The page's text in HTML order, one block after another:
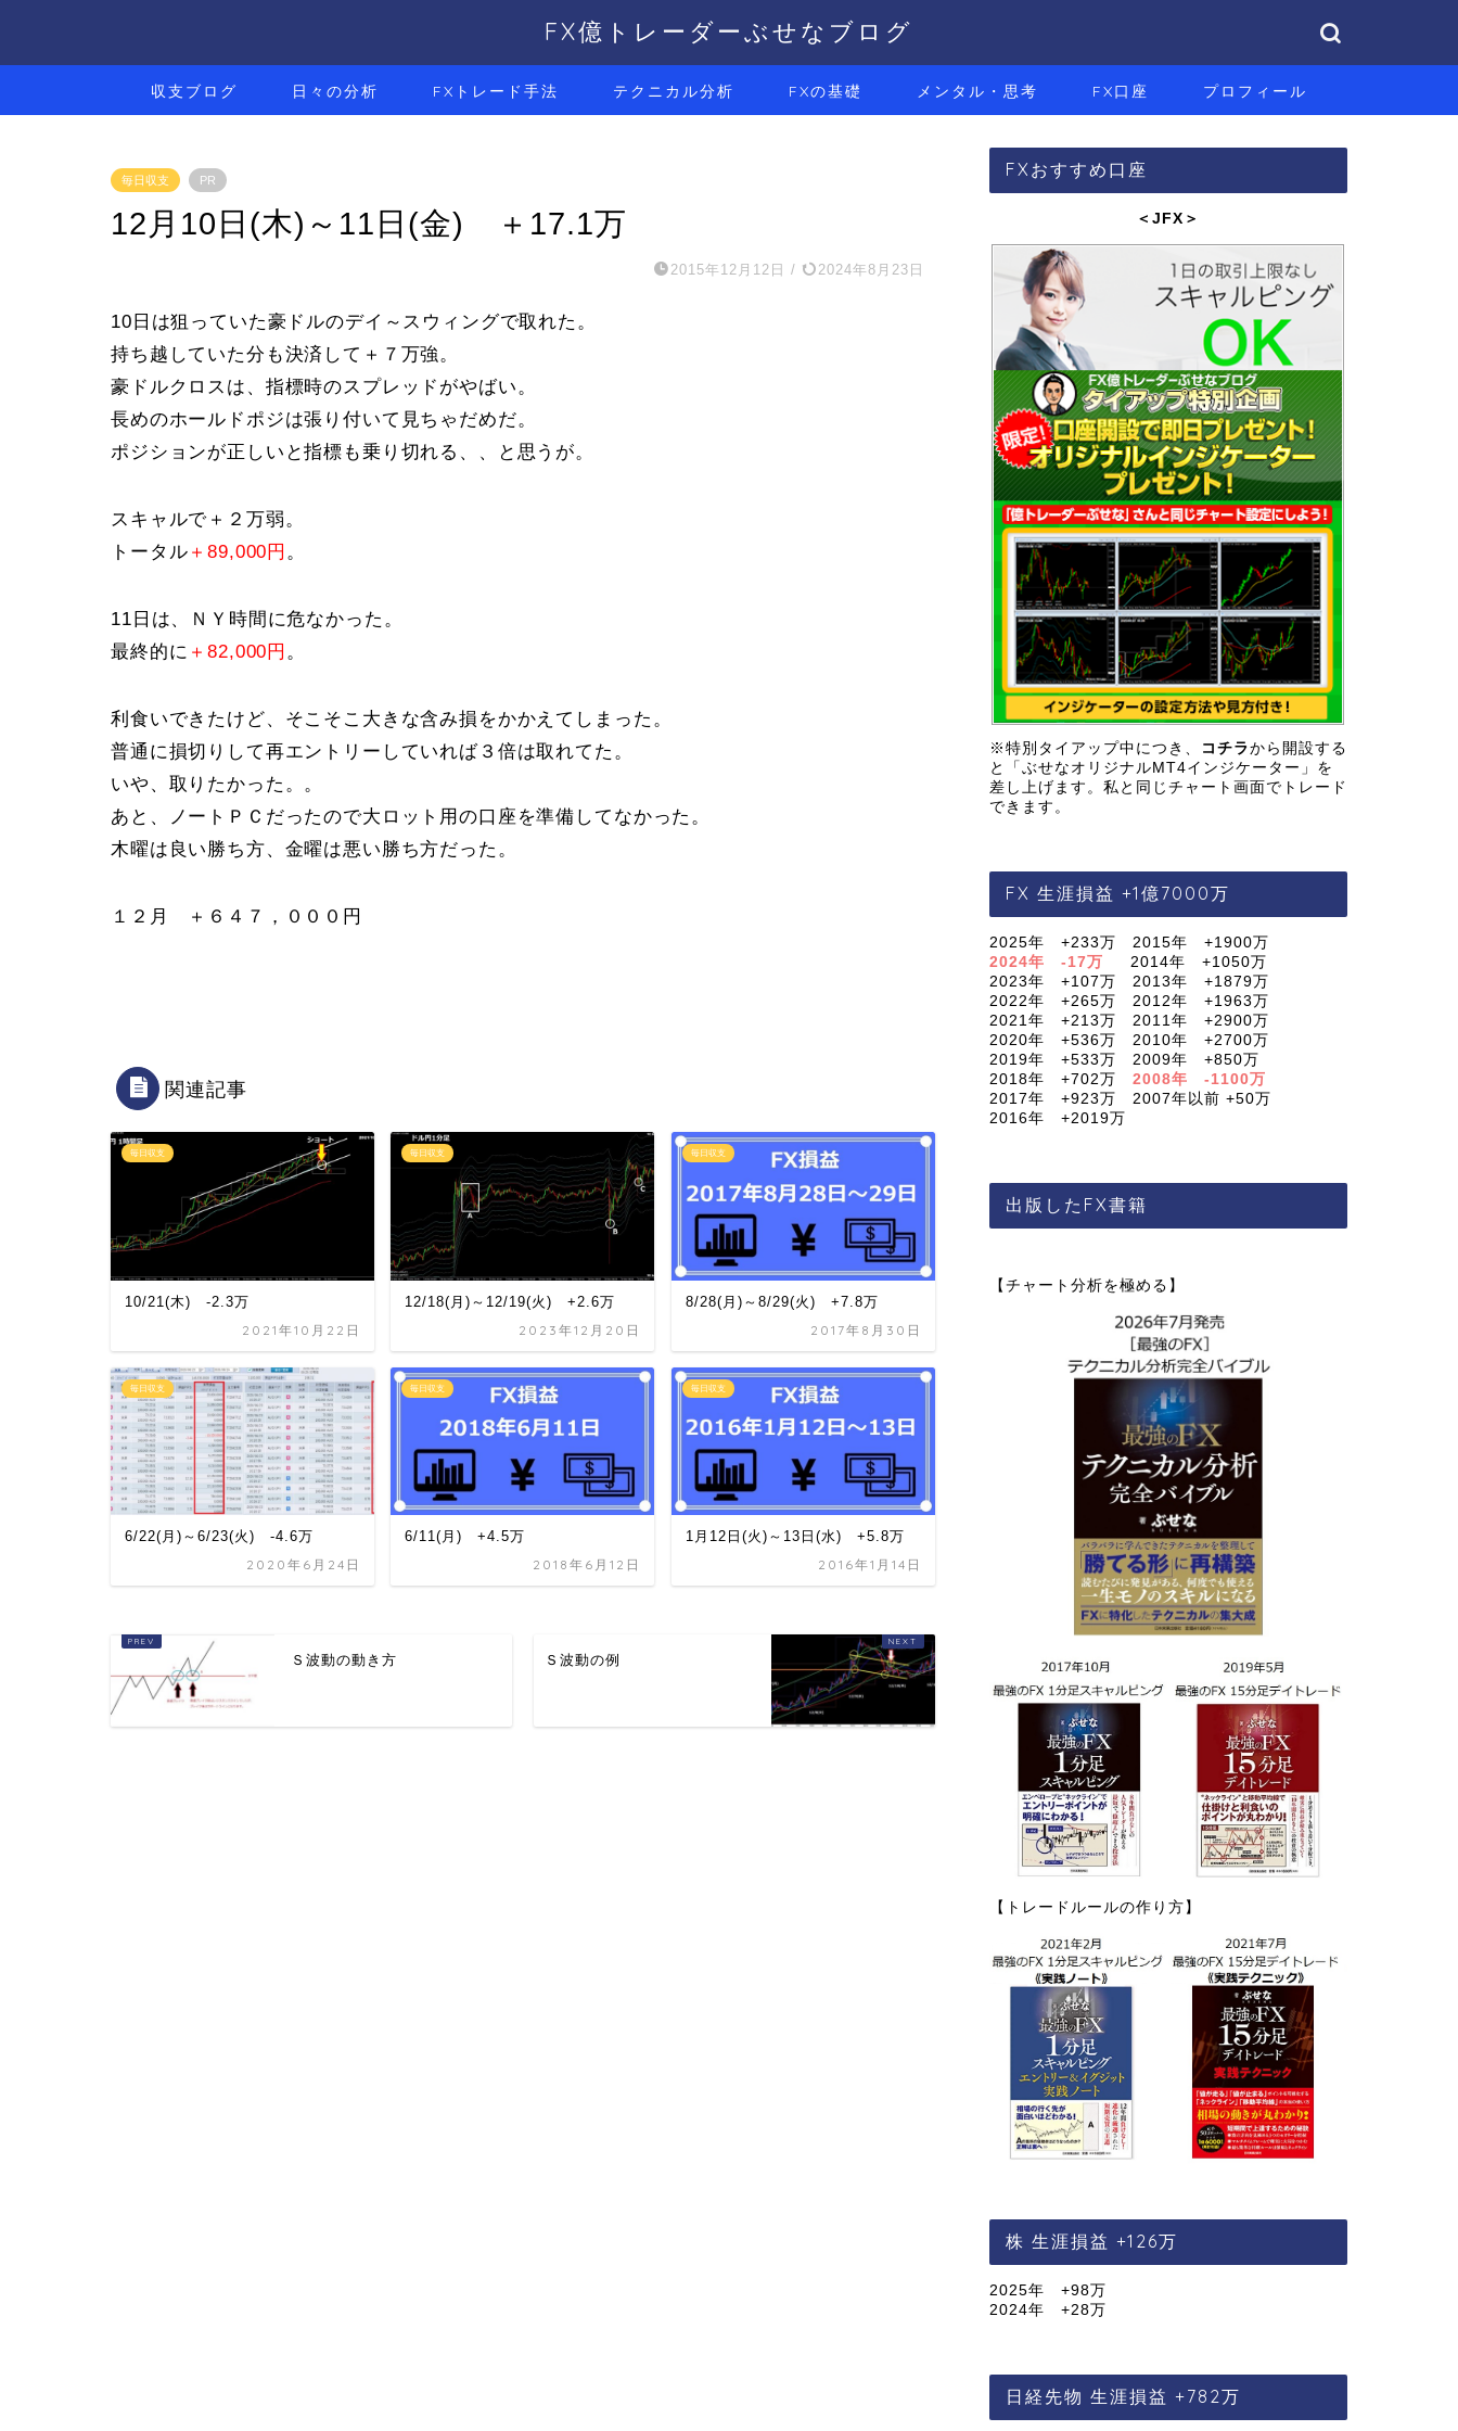
FX億トレーダーぶせなブログ
収支ブログ 日々の分析 FXトレード手法 テクニカル分析 FXの基礎 メンタル・思考 FX口座 プロフィール
毎日収支 PR
12月10日(木)～11日(金) ＋17.1万
2015年12月12日 / 2024年8月23日
10日は狙っていた豪ドルのデイ～スウィングで取れた。
持ち越していた分も決済して＋７万強。
豪ドルクロスは、指標時のスプレッドがやばい。
長めのホールドポジは張り付いて見ちゃだめだ。
ポジションが正しいと指標も乗り切れる、、と思うが。
スキャルで＋２万弱。
トータル ＋89,000円 。
11日は、ＮＹ時間に危なかった。
最終的に ＋82,000円 。
利食いできたけど、そこそこ大きな含み損をかかえてしまった。
普通に損切りして再エントリーしていれば３倍は取れてた。
いや、取りたかった。。
あと、ノートＰＣだったので大ロット用の口座を準備してなかった。
木曜は良い勝ち方、金曜は悪い勝ち方だった。
１２月 ＋６４７，０００円
関連記事
毎日収支
10/21(木) -2.3万
2021年10月22日
毎日収支
12/18(月)～12/19(火) +2.6万
2023年12月20日
毎日収支
8/28(月)～8/29(火) +7.8万
2017年8月30日
毎日収支
6/22(月)～6/23(火) -4.6万
2020年6月24日
毎日収支
6/11(月) +4.5万
2018年6月12日
毎日収支
1月12日(火)～13日(水) +5.8万
2016年1月14日
Ｓ波動の動き方 Ｓ波動の例
FXおすすめ口座
＜JFX ＞
※特別タイアップ中につき、 コチラから開設する
と「ぶせなオリジナルMT4インジケーター」を
差し上げます。私と同じチャート画面でトレード
できます。
FX 生涯損益 +1億7000万
2025年 +233万 2015年 +1900万
2024年 -17万
2014年 +1050万
2023年 +107万 2013年 +1879万
2022年 +265万 2012年 +1963万
2021年 +213万 2011年 +2900万
2020年 +536万 2010年 +2700万
2019年 +533万 2009年 +850万
2018年 +702万 2008年 -1100万
2017年 +923万 2007年以前 +50万
2016年 +2019万
出版したFX書籍
【チャート分析を極める】
【トレードルールの作り方】
株 生涯損益 +126万
2025年 +98万
2024年 +28万
日経先物 生涯損益 +782万